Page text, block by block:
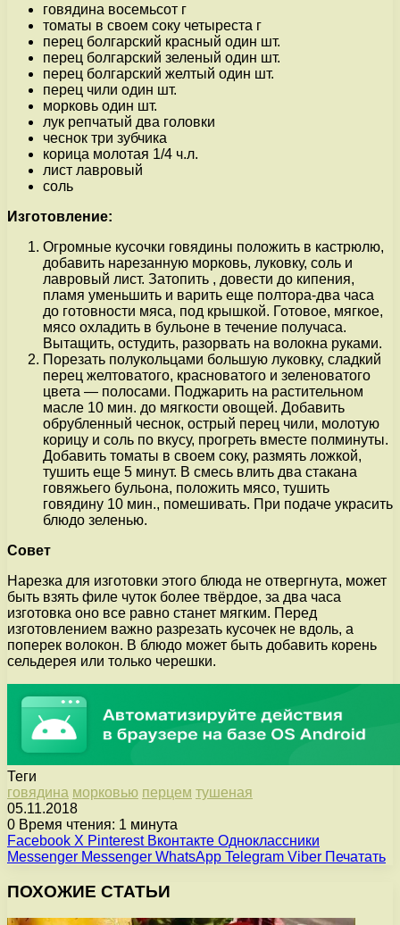
говядина восемьсот г
томаты в своем соку четыреста г
перец болгарский красный один шт.
перец болгарский зеленый один шт.
перец болгарский желтый один шт.
перец чили один шт.
морковь один шт.
лук репчатый два головки
чеснок три зубчика
корица молотая 1/4 ч.л.
лист лавровый
соль
Изготовление:
Огромные кусочки говядины положить в кастрюлю,
добавить нарезанную морковь, луковку, соль и
лавровый лист. Затопить , довести до кипения,
пламя уменьшить и варить еще полтора-два часа
до готовности мяса, под крышкой. Готовое, мягкое,
мясо охладить в бульоне в течение получаса.
Вытащить, остудить, разорвать на волокна руками.
Порезать полукольцами большую луковку, сладкий
перец желтоватого, красноватого и зеленоватого
цвета — полосами. Поджарить на растительном
масле 10 мин. до мягкости овощей. Добавить
обрубленный чеснок, острый перец чили, молотую
корицу и соль по вкусу, прогреть вместе полминуты.
Добавить томаты в своем соку, размять ложкой,
тушить еще 5 минут. В смесь влить два стакана
говяжьего бульона, положить мясо, тушить
говядину 10 мин., помешивать. При подаче украсить
блюдо зеленью.
Совет
Нарезка для изготовки этого блюда не отвергнута, может
быть взять филе чуток более твёрдое, за два часа
изготовка оно все равно станет мягким. Перед
изготовлением важно разрезать кусочек не вдоль, а
поперек волокон. В блюдо может быть добавить корень
сельдерея или только черешки.
Теги
говядина морковью перцем тушеная
05.11.2018
0 Время чтения: 1 минута
Facebook X Pinterest Вконтакте Одноклассники
Messenger Messenger WhatsApp Telegram Viber Печатать
ПОХОЖИЕ СТАТЬИ